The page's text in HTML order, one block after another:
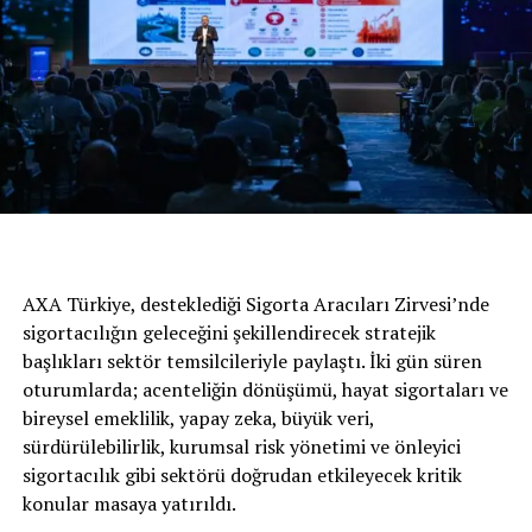
DACIA SANDERO III
Dokker Combi Eco-G Ambiance ECO-G 110 bg modeli ise
141 bin 900 TL’den başlayan fiyatla* sahiplerini bekliyor.
Dacia tam kapanma döneminde
AXA Türkiye, desteklediği Sigorta Aracıları Zirvesi’nde
sigortacılığın geleceğini şekillendirecek stratejik
başlıkları sektör temsilcileriyle paylaştı. İki gün süren
oturumlarda; acenteliğin dönüşümü, hayat sigortaları ve
bireysel emeklilik, yapay zeka, büyük veri,
sürdürülebilirlik, kurumsal risk yönetimi ve önleyici
sigortacılık gibi sektörü doğrudan etkileyecek kritik
konular masaya yatırıldı.